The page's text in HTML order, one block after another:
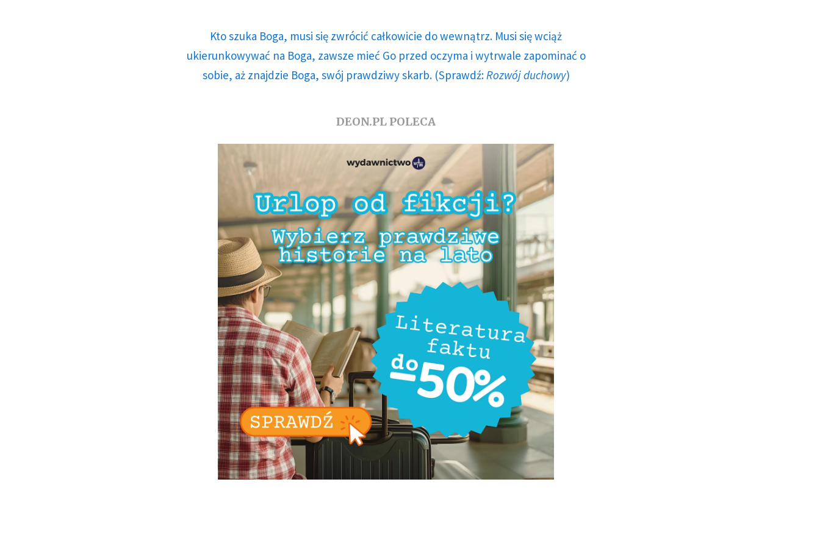
Kto szuka Boga, musi się zwrócić całkowicie do wewnątrz. Musi się wciąż
ukierunkowywać na Boga, zawsze mieć Go przed oczyma i wytrwale zapominać o
sobie, aż znajdzie Boga, swój prawdziwy skarb. (Sprawdź: Rozwój duchowy)
DEON.PL POLECA